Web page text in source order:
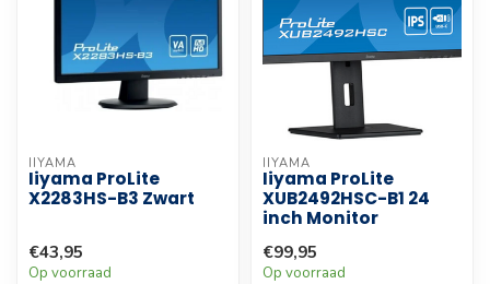
IIYAMA
Iiyama ProLite
X2283HS-B3 Zwart
€43,95
Op voorraad
IIYAMA
Iiyama ProLite
XUB2492HSC-B1 24
inch Monitor
€99,95
Op voorraad